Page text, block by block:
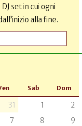
set in cui ogni
alla fine.
Sab Dom
31 1
2
7 8
9